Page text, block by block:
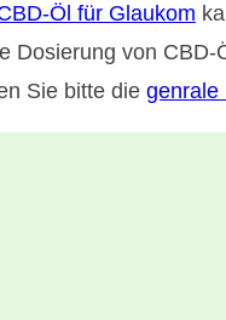
Öl für Glaukom
Dosierung von
Sie bitte die genrale